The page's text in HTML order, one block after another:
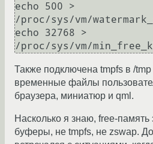
echo 500 >
/proc/sys/vm/
echo 32768 >
Также подключена tmpfs в /
временные файлы
браузера, миниатюр и qml.
Насколько я знаю, free-память
буферы, не tmpfs, не zswap.